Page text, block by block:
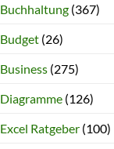
Buchhaltung(367)
Budget(26)
Business(275)
Diagramme(126)
Excel Ratgeber(100)